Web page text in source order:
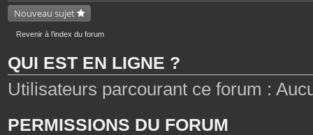
Nouveau sujet
Revenir à l’index du forum
QUI EST EN LIGNE ?
Utilisateurs parcourant ce forum :
PERMISSIONS DU FORUM